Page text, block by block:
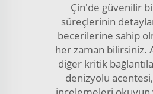
Çin'de güvenilir
süreçlerinin
becerilerine sahip
her zaman bilirsiniz.
diğer kritik
denizyolu